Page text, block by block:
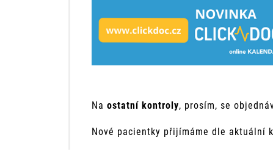
Na ostatní kontroly, prosím, se
Nové pacientky přijímáme dle aktuální